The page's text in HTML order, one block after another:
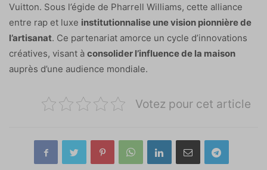
Vuitton. Sous l’égide de Pharrell Williams, cette alliance
entre rap et luxe institutionnalise une vision pionnière de
l’artisanat. Ce partenariat amorce un cycle d’innovations
créatives, visant à consolider l’influence de la maison
auprès d’une audience mondiale.
Votez pour cet article